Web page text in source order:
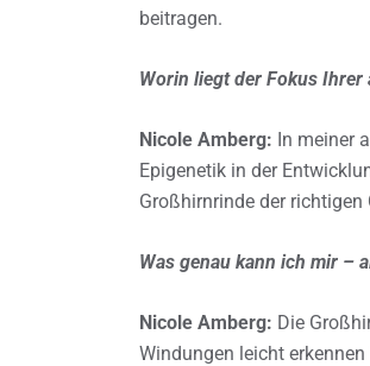
beitragen.
Worin liegt der Fokus
Nicole Amberg: In meiner
Epigenetik in der
Großhirnrinde der
Was genau kann ich mir –
Nicole Amberg: Die
Windungen leicht